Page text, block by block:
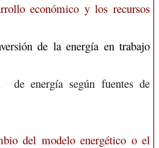
económico y los recursos
de la energía en trabajo
de energía según fuentes de
del modelo energético o el